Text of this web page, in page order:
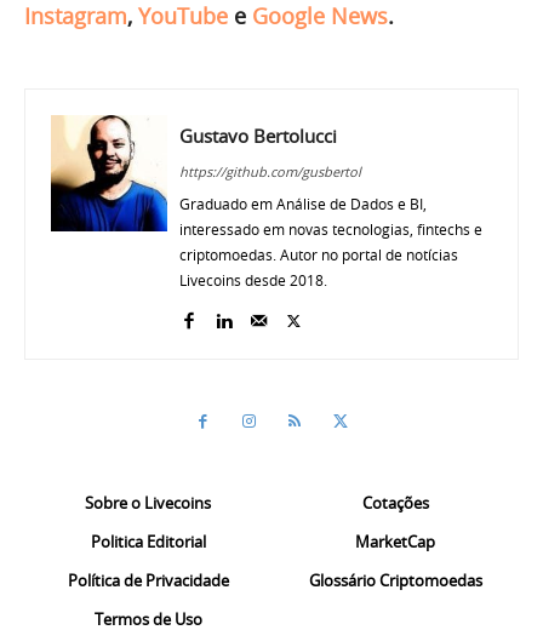
Instagram, YouTube e Google News.
Gustavo Bertolucci
https://github.com/gusbertol
Graduado em Análise de Dados e BI,
interessado em novas tecnologias, fintechs e
criptomoedas. Autor no portal de notícias
Livecoins desde 2018.
Sobre o Livecoins
Politica Editorial
Política de Privacidade
Termos de Uso
Cotações
MarketCap
Glossário Criptomoedas